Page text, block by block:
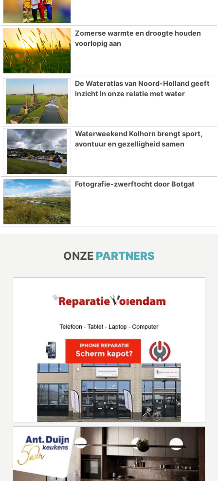
Zomerse warmte en droogte houden
voorlopig aan
De Wateratlas van Noord-Holland geeft
inzicht in onze relatie met water
Waterweekend Kolhorn brengt sport,
avontuur en gezelligheid samen
Fotografie-zwerftocht door Botgat
ONZE PARTNERS